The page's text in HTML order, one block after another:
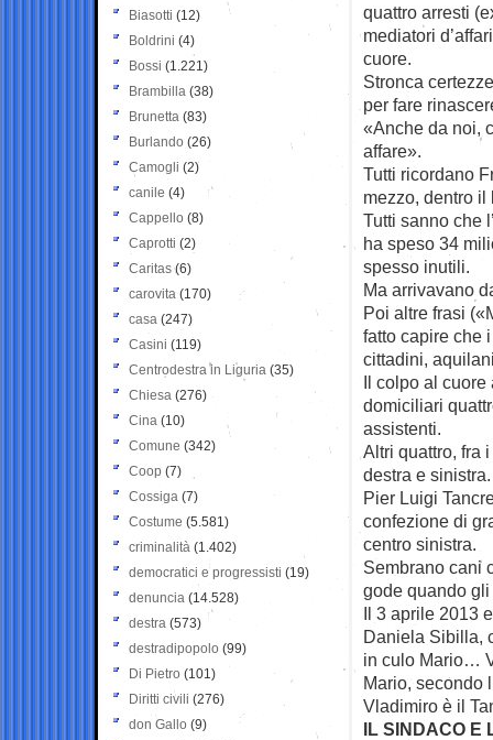
quattro arresti
mediatori
cuore.
Stronca
per fare
«Anche da noi,
affare».
Tutti ricordano
mezzo, dentro il
Tutti sanno che
ha speso 34
spesso inutili.
Ma arrivavano
Poi altre frasi
fatto capire che
cittadini,
Il colpo al cuore
domiciliari
assistenti.
Altri quattro, fra
destra e sinistra.
Pier Luigi
confezione di
centro sinistra.
Sembrano cani
gode quando
Il 3 aprile 2013
Daniela Sibilla,
in culo Mario…
Mario, secondo
Vladimiro è il
IL SINDACO E
Biasotti (12)
Boldrini (4)
Bossi (1.221)
Brambilla (38)
Brunetta (83)
Burlando (26)
Camogli (2)
canile (4)
Cappello (8)
Caprotti (2)
Caritas (6)
carovita (170)
casa (247)
Casini (119)
Centrodestra in Liguria (35)
Chiesa (276)
Cina (10)
Comune (342)
Coop (7)
Cossiga (7)
Costume (5.581)
criminalità (1.402)
democratici e progressisti (19)
denuncia (14.528)
destra (573)
destradipopolo (99)
Di Pietro (101)
Diritti civili (276)
don Gallo (9)